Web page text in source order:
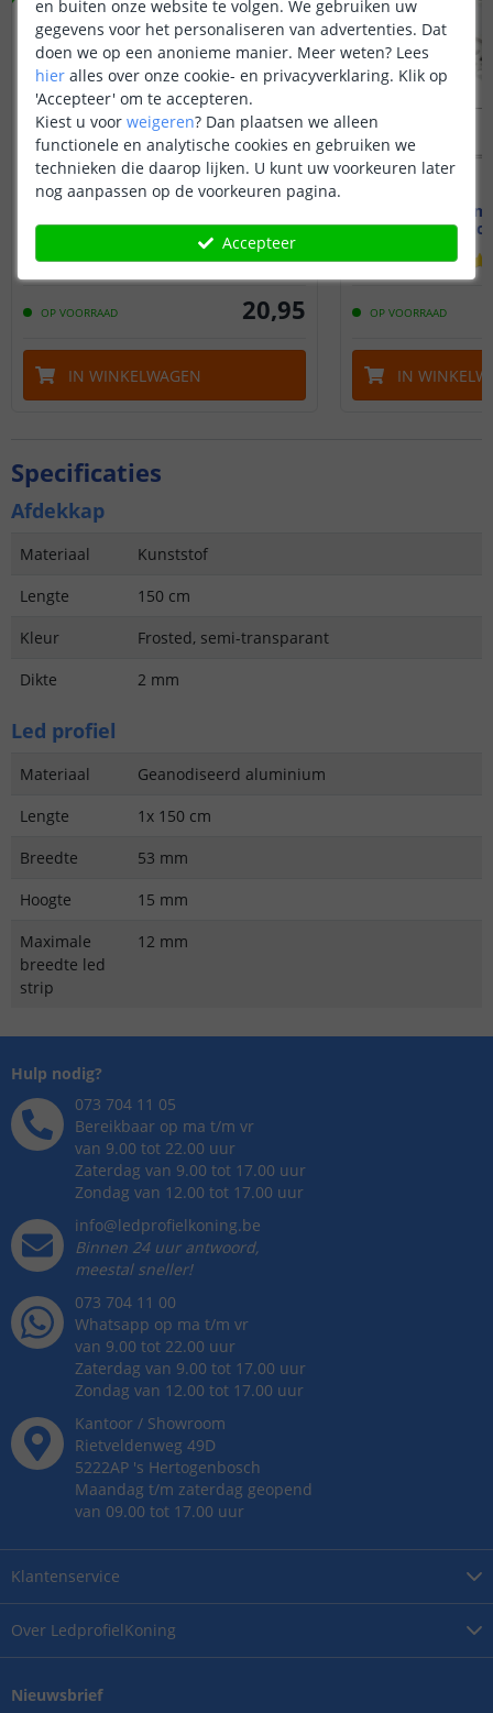
Stucprofiel
OP VOORRAAD 20,95
IN WINKELWAGEN
1,5M -
OP VOORRAAD
IN
Specificaties
Afdekkap
Materiaal
Kunststof
Lengte
150 cm
Kleur
Frosted, semi-transparant
Dikte
2 mm
Led profiel
Materiaal
Geanodiseerd aluminium
Lengte
1x 150 cm
Breedte
53 mm
Hoogte
15 mm
Maximale
breedte led
strip
12 mm
Over LedprofielKoning
Klantenservice
Hulp nodig?
073 704 11 05
Bereikbaar op ma t/m vr
van 9.00 tot 22.00 uur
Zaterdag van 9.00 tot 17.00 uur
Zondag van 12.00 tot 17.00 uur
info@ledprofielkoning.be
Binnen 24 uur antwoord,
meestal sneller!
073 704 11 00
Whatsapp op ma t/m vr
van 9.00 tot 22.00 uur
Zaterdag van 9.00 tot 17.00 uur
Zondag van 12.00 tot 17.00 uur
Kantoor / Showroom
Rietveldenweg 49D
5222AP 's Hertogenbosch
Maandag t/m zaterdag geopend
van 09.00 tot 17.00 uur
Nieuwsbrief
en buiten onze website te volgen. We gebruiken uw
gegevens voor het personaliseren van advertenties. Dat
doen we op een anonieme manier. Meer weten? Lees
hier alles over onze cookie- en privacyverklaring. Klik op
'Accepteer' om te accepteren.
Kiest u voor weigeren? Dan plaatsen we alleen
functionele en analytische cookies en gebruiken we
technieken die daarop lijken. U kunt uw voorkeuren later
nog aanpassen op de voorkeuren pagina.
Accepteer